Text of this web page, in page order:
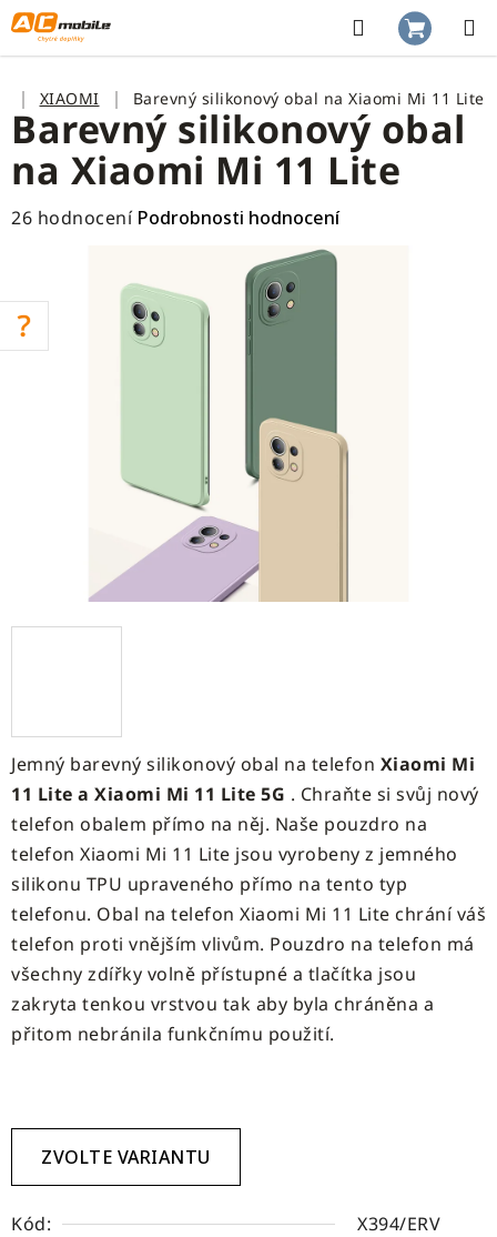
Přejít
na
obsah
Hledat
KOŠÍK
DomůXIAOMI Barevný silikonový obal na Xiaomi Mi 11 Lite
Jemný barevný silikonový obal na telefon Xiaomi Mi
11 Lite a Xiaomi Mi 11 Lite 5G . Chraňte si svůj nový
telefon obalem přímo na něj. Naše pouzdro na
telefon Xiaomi Mi 11 Lite jsou vyrobeny z jemného
silikonu TPU upraveného přímo na tento typ
telefonu. Obal na telefon Xiaomi Mi 11 Lite chrání váš
telefon proti vnějším vlivům. Pouzdro na telefon má
všechny zdířky volně přístupné a tlačítka jsou
zakryta tenkou vrstvou tak aby byla chráněna a
přitom nebránila funkčnímu použití.
ZVOLTE VARIANTU
Kód: X394/ERV
Barevný silikonový obal
na Xiaomi Mi 11 Lite
Průměrné
je
3,1
26 hodnocení Podrobnosti hodnocení